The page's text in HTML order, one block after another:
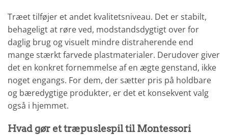
Træet tilføjer et andet kvalitetsniveau. Det er stabilt,
behageligt at røre ved, modstandsdygtigt over for
daglig brug og visuelt mindre distraherende end
mange stærkt farvede plastmaterialer. Derudover giver
det en konkret fornemmelse af en ægte genstand, ikke
noget engangs. For dem, der sætter pris på holdbare
og bæredygtige produkter, er det et konsekvent valg
også i hjemmet.
Hvad gør et træpuslespil til Montessori